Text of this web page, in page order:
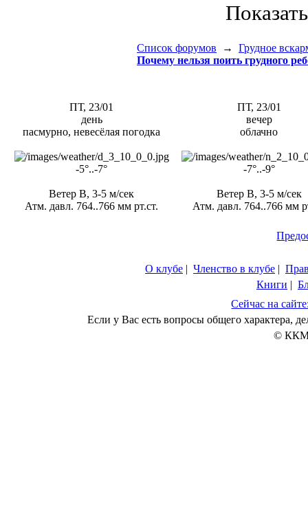
Список форумов → Грудное
Почему нельзя поить грудного
ПТ, 23/01
день
пасмурно, невесёлая погодка
-5°..-7°
Ветер В, 3-5 м/сек
Атм. давл. 764..766 мм рт.ст.
ПТ, 23/01
вечер
облачно
-7°..-9°
Ветер В, 3-5 м/сек
Атм. давл. 764..766 мм
О клубе | Членство в клубе |
Книги |
Сейчас на
Если у Вас есть вопросы общего характера,
© ККМ